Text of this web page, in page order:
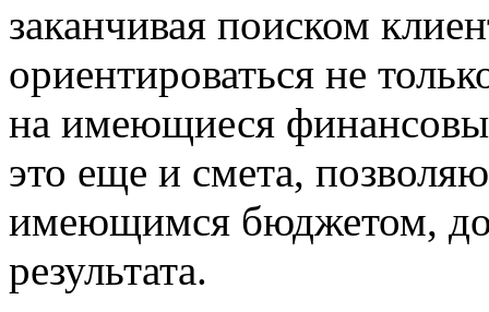
заканчивая поиском
ориентироваться не
на имеющиеся
это еще и смета,
имеющимся бюджетом,
результата.